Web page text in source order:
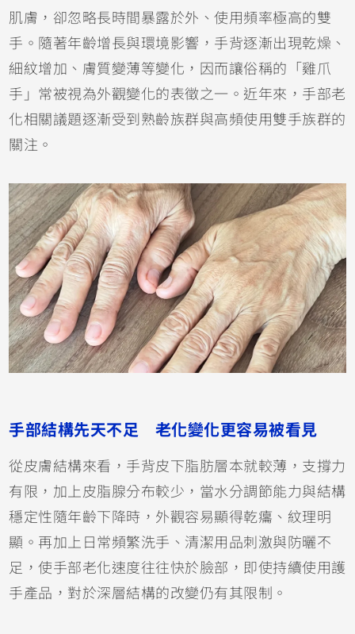
肌膚，卻忽略長時間暴露於外、使用頻率極高的雙
手。隨著年齡增長與環境影響，手背逐漸出現乾燥、
細紋增加、膚質變薄等變化，因而讓俗稱的「雞爪
手」常被視為外觀變化的表徵之一。近年來，手部老
化相關議題逐漸受到熟齡族群與高頻使用雙手族群的
關注。
手部結構先天不足 老化變化更容易被看見
從皮膚結構來看，手背皮下脂肪層本就較薄，支撐力
有限，加上皮脂腺分布較少，當水分調節能力與結構
穩定性隨年齡下降時，外觀容易顯得乾癟、紋理明
顯。再加上日常頻繁洗手、清潔用品刺激與防曬不
足，使手部老化速度往往快於臉部，即使持續使用護
手產品，對於深層結構的改變仍有其限制。